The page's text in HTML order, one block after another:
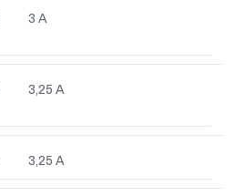
3 A
3,25 A
3,25 A